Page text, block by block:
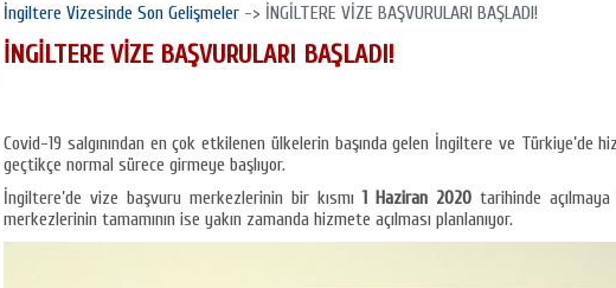
İngiltere Vizesinde Son Gelişmeler -> İNGİLTERE VİZE BAŞVURULARI BAŞLADI!
İNGİLTERE VİZE BAŞVURULARI BAŞLADI!
Covid-19 salgınından en çok etkilenen ülkelerin başında gelen İngiltere ve Türkiye’de
geçtikçe normal sürece girmeye başlıyor.
İngiltere’de vize başvuru merkezlerinin bir kısmı 1 Haziran 2020 tarihinde açılmaya
merkezlerinin tamamının ise yakın zamanda hizmete açılması planlanıyor.